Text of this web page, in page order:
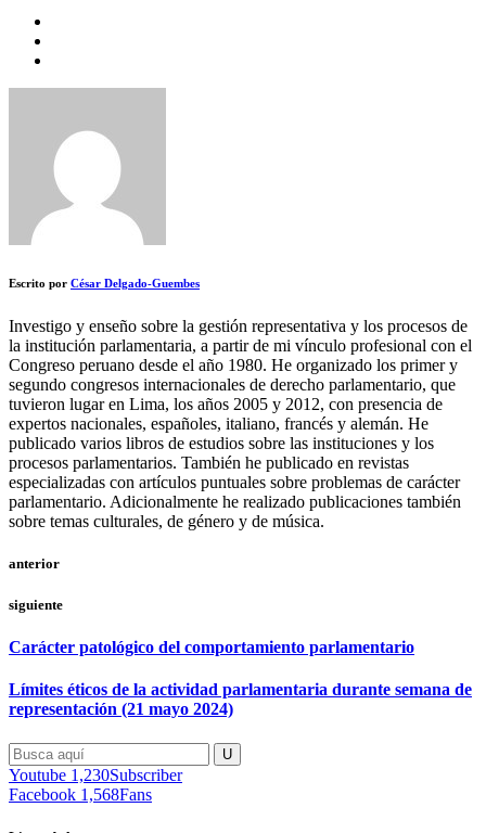
Escrito por César Delgado-Guembes
Investigo y enseño sobre la gestión representativa y los procesos de
la institución parlamentaria, a partir de mi vínculo profesional con el
Congreso peruano desde el año 1980. He organizado los primer y
segundo congresos internacionales de derecho parlamentario, que
tuvieron lugar en Lima, los años 2005 y 2012, con presencia de
expertos nacionales, españoles, italiano, francés y alemán. He
publicado varios libros de estudios sobre las instituciones y los
procesos parlamentarios. También he publicado en revistas
especializadas con artículos puntuales sobre problemas de carácter
parlamentario. Adicionalmente he realizado publicaciones también
sobre temas culturales, de género y de música.
anterior
siguiente
Carácter patológico del comportamiento parlamentario
Límites éticos de la actividad parlamentaria durante semana de
representación (21 mayo 2024)
Youtube 1,230Subscriber
Facebook 1,568Fans